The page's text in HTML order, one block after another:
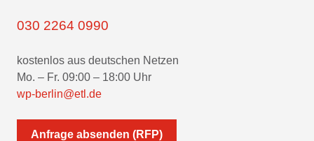
030 2264 0990
kostenlos aus deutschen Netzen
Mo. – Fr. 09:00 – 18:00 Uhr
wp-berlin@etl.de
Anfrage absenden (RFP)